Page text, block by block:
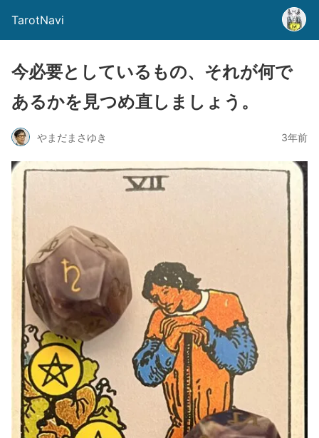
TarotNavi
今必要としているもの、それが何で
あるかを見つめ直しましょう。
やまだまさゆき 3年前